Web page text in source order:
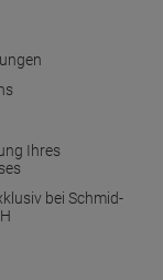
Ihres
bei Schmid-